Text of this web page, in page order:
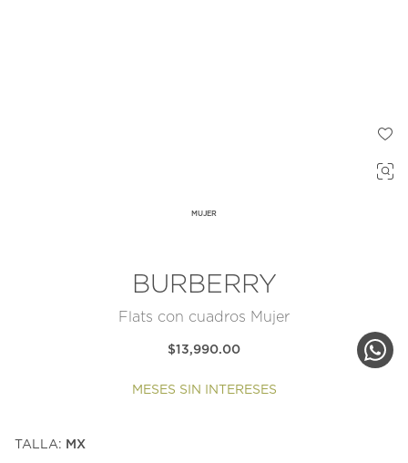
MUJER
BURBERRY
Flats con cuadros Mujer
$13,990.00
MESES SIN INTERESES
TALLA: MX